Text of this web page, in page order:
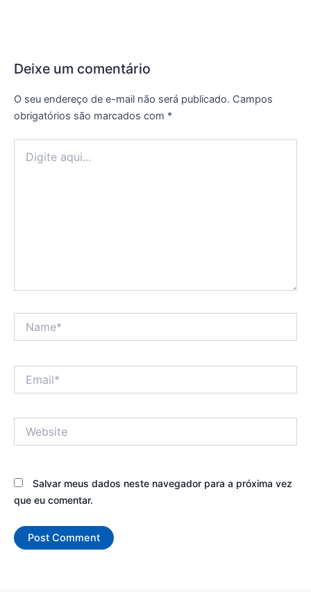
Deixe um comentário
O seu endereço de e-mail não será publicado. Campos
obrigatórios são marcados com *
aqui...
Salvar meus dados neste navegador para a próxima vez
que eu comentar.